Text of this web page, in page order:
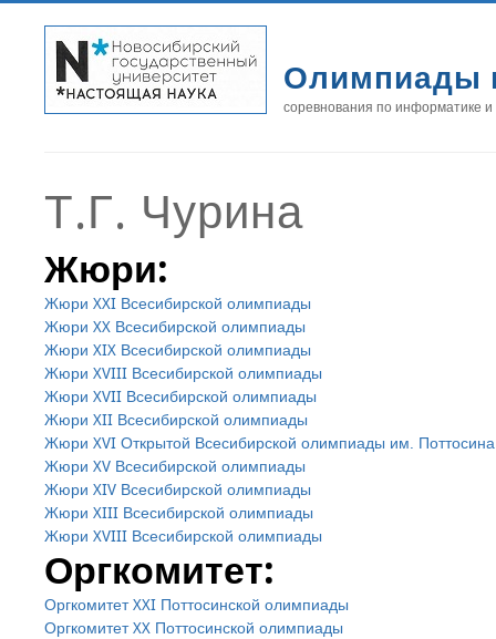
Олимпиады
соревнования по информатике
Т.Г. Чурина
Жюри:
Жюри XXI Всесибирской олимпиады
Жюри XX Всесибирской олимпиады
Жюри XIX Всесибирской олимпиады
Жюри XVIII Всесибирской олимпиады
Жюри XVII Всесибирской олимпиады
Жюри XII Всесибирской олимпиады
Жюри XVI Открытой Всесибирской олимпиады им. Поттосина
Жюри XV Всесибирской олимпиады
Жюри XIV Всесибирской олимпиады
Жюри XIII Всесибирской олимпиады
Жюри XVIII Всесибирской олимпиады
Оргкомитет:
Оргкомитет XXI Поттосинской олимпиады
Оргкомитет XX Поттосинской олимпиады